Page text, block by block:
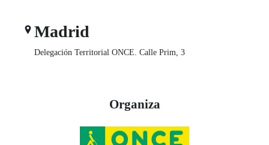
Madrid
Delegación Territorial ONCE. Calle Prim, 3
Organiza